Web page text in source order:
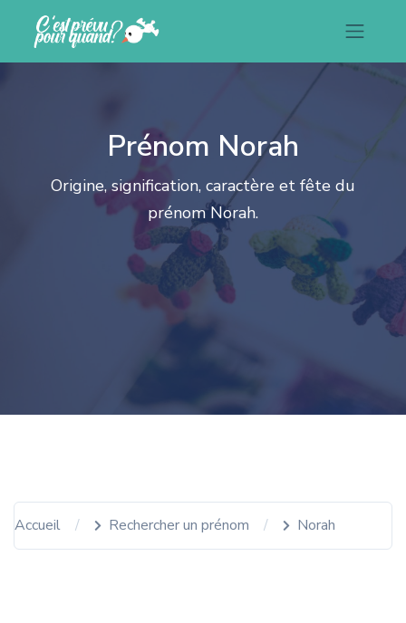
Prénom Norah
Origine, signification, caractère et fête du
prénom Norah.
Accueil Rechercher un prénom Norah